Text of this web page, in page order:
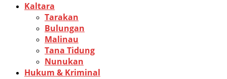
Kaltara
Tarakan
Bulungan
Malinau
Tana Tidung
Nunukan
Hukum & Kriminal